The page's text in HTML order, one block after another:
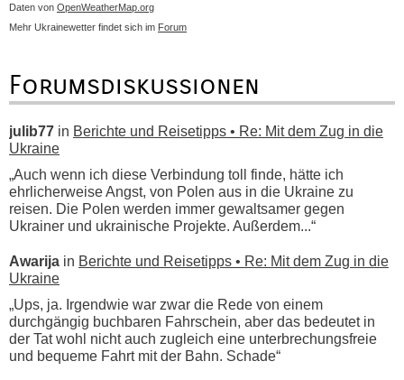
Daten von OpenWeatherMap.org
Mehr Ukrainewetter findet sich im Forum
Forumsdiskussionen
julib77 in Berichte und Reisetipps • Re: Mit dem Zug in die
Ukraine
„Auch wenn ich diese Verbindung toll finde, hätte ich
ehrlicherweise Angst, von Polen aus in die Ukraine zu
reisen. Die Polen werden immer gewaltsamer gegen
Ukrainer und ukrainische Projekte. Außerdem...“
Awarija in Berichte und Reisetipps • Re: Mit dem Zug in die
Ukraine
„Ups, ja. Irgendwie war zwar die Rede von einem
durchgängig buchbaren Fahrschein, aber das bedeutet in
der Tat wohl nicht auch zugleich eine unterbrechungsfreie
und bequeme Fahrt mit der Bahn. Schade“